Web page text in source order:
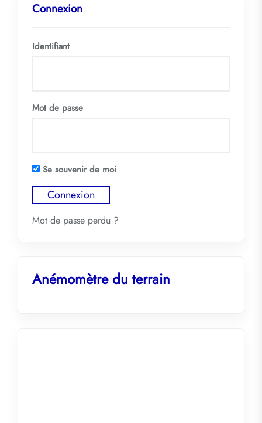
Connexion
Identifiant
Mot de passe
Se souvenir de moi
Mot de passe perdu ?
Anémomètre du terrain